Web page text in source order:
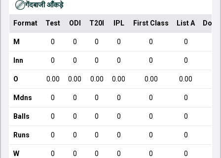
गेंदबाजी आँकड़े
Format Test ODI T20I IPL First Class List A
M 0 0 0 0 0 0
Inn 0 0 0 0 0 0
O 0.00 0.00 0.00 0.00 0.00 0.00
Mdns 0 0 0 0 0 0
Balls 0 0 0 0 0 0
Runs 0 0 0 0 0 0
W 0 0 0 0 0 0